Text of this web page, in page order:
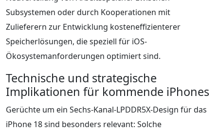
Subsystemen oder durch Kooperationen mit
Zulieferern zur Entwicklung kosteneffizienterer
Speicherlösungen, die speziell für iOS-
Ökosystemanforderungen optimiert sind.
Technische und strategische
Implikationen für kommende iPhones
Gerüchte um ein Sechs-Kanal-LPDDR5X-Design für das
iPhone 18 sind besonders relevant: Solche